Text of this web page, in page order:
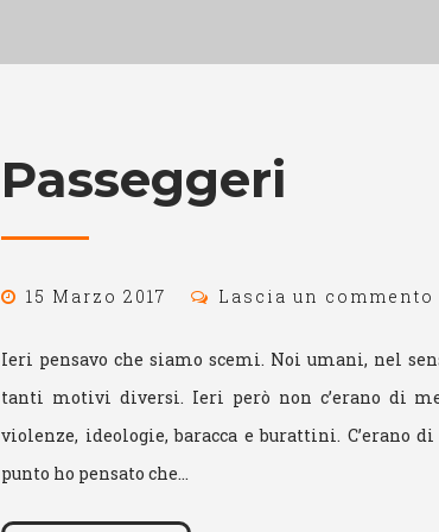
Passeggeri
15 Marzo 2017 Lascia un commento
Ieri pensavo che siamo scemi. Noi umani, nel
tanti motivi diversi. Ieri però non c’erano di
violenze, ideologie, baracca e burattini. C’erano
punto ho pensato che…